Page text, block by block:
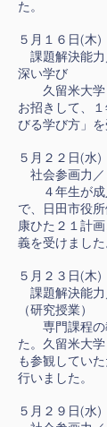
た。
５月１６日(木)
課題解決能
深い学び
久留米大学
お招きして、
びる学び方」を
５月２２日(水)
社会参画力
４年生が成
で、日田市役
康ひた２１計
義を受けました
５月２３日(木)
課題解決能力
（研究授業）
専門課程の
た。久留米大
も参観してい
行いました。
５月２９日(水)